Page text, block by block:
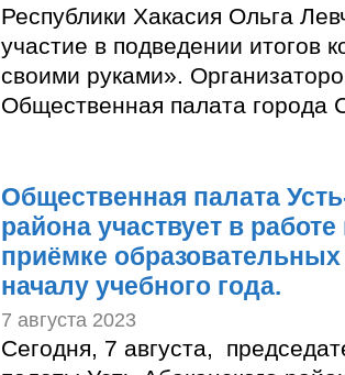
Республики Хакасия Ольга
участие в подведении итогов
своими руками».
Общественная палата города
Общественная палата
района участвует в
приёмке образовательных
началу учебного года.
7 августа 2023
Сегодня, 7 августа,